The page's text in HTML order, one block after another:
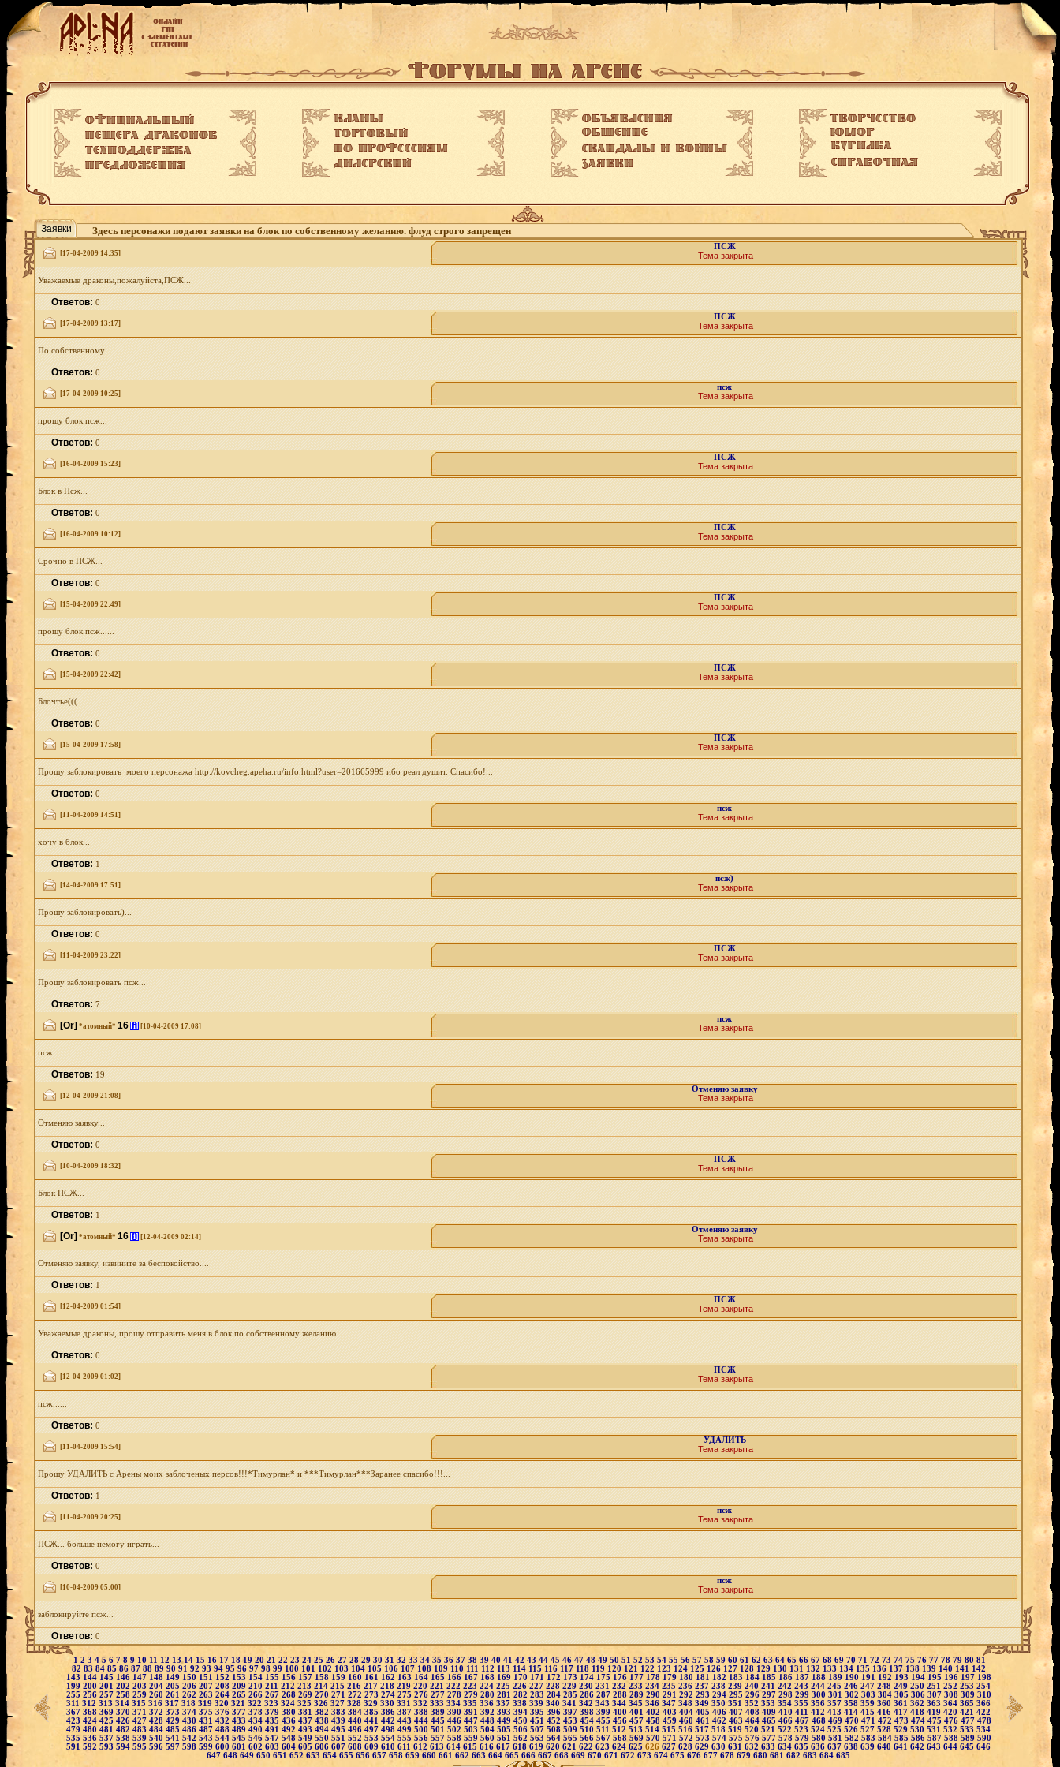
Заявки Здесь персонажи подают заявки на блок по собственному желанию. флуд строго запрещен
[17-04-2009 14:35]
ПСЖ
Тема закрыта
Уважаемые драконы,пожалуйста,ПСЖ...
Ответов:0
[17-04-2009 13:17]
ПСЖ
Тема закрыта
По собственному......
Ответов:0
[17-04-2009 10:25]
псж
Тема закрыта
прошу блок псж...
Ответов:0
[16-04-2009 15:23]
ПСЖ
Тема закрыта
Блок в Псж...
Ответов:0
[16-04-2009 10:12]
ПСЖ
Тема закрыта
Срочно в ПСЖ...
Ответов:0
[15-04-2009 22:49]
ПСЖ
Тема закрыта
прошу блок псж......
Ответов:0
[15-04-2009 22:42]
ПСЖ
Тема закрыта
Блочтье(((...
Ответов:0
[15-04-2009 17:58]
ПСЖ
Тема закрыта
Прошу заблокировать моего персонажа http://kovcheg.apeha.ru/info.html?user=201665999 ибо реал душит. Спасибо!...
Ответов:0
[11-04-2009 14:51]
псж
Тема закрыта
хочу в блок...
Ответов:1
[14-04-2009 17:51]
псж)
Тема закрыта
Прошу заблокировать)...
Ответов:0
[11-04-2009 23:22]
ПСЖ
Тема закрыта
Прошу заблокировать псж...
Ответов:7
[Or] *атомный* 16 [i] [10-04-2009 17:08]
псж
Тема закрыта
псж...
Ответов:19
[12-04-2009 21:08]
Отменяю заявку
Тема закрыта
Отменяю заявку...
Ответов:0
[10-04-2009 18:32]
ПСЖ
Тема закрыта
Блок ПСЖ...
Ответов:1
[Or] *атомный* 16 [i] [12-04-2009 02:14]
Отменяю заявку
Тема закрыта
Отменяю заявку, извините за беспокойство....
Ответов:1
[12-04-2009 01:54]
ПСЖ
Тема закрыта
Уважаемые драконы, прошу отправить меня в блок по собственному желанию. ...
Ответов:0
[12-04-2009 01:02]
ПСЖ
Тема закрыта
псж......
Ответов:0
[11-04-2009 15:54]
УДАЛИТЬ
Тема закрыта
Прошу УДАЛИТЬ с Арены моих заблоченых персов!!!*Тимурлан* и ***Тимурлан***Заранее спасибо!!!...
Ответов:1
[11-04-2009 20:25]
псж
Тема закрыта
ПСЖ... больше немогу играть...
Ответов:0
[10-04-2009 05:00]
псж
Тема закрыта
заблокируйте псж...
Ответов:0
1 2 3 45 6 7 8 9 10 11 12 1314 15 16 17 1819 20 21 22 23 24 25 26 27 28 29 30 3132 33 34 35 36 37 38 39 40 41 42 43 44 45 46 47 48 49 50 51 52 53 54 55 56 57 58 59 6061 62 63 64 65 66 67 68 69 70 71 72 73 74 75 76 77 78 79 80 81
82 83 84 85 86 87 88 89 90 91 92 93 94 95 96 97 98 99 100 101 102 103 104 105 106 107 108 109 110 111 112 113 114 115 116 117118 119 120 121 122 123 124 125 126 127 128 129 130 131 132 133 134 135 136 137 138 139 140 141
142
143 144 145 146 147 148 149 150 151 152 153 154 155 156 157 158 159 160 161 162 163 164 165 166 167 168 169 170 171 172 173 174 175 176 177 178 179 180 181 182 183 184 185 186 187 188 189 190 191 192 193 194 195 196 197 198
199 200 201 202 203 204 205 206 207 208 209 210 211 212 213 214 215 216 217 218 219 220 221 222 223 224 225 226227 228 229 230 231 232 233 234 235 236 237 238 239 240 241 242 243 244 245 246 247 248 249 250 251 252 253 254
255 256 257 258 259 260 261 262 263 264 265 266 267 268 269 270 271 272 273 274 275 276 277 278 279 280 281 282 283 284 285 286 287 288 289 290 291 292 293 294 295 296 297 298 299 300 301 302 303 304 305 306 307 308 309 310
311 312 313 314 315 316 317 318 319 320 321 322 323 324 325 326 327 328 329 330 331 332 333 334 335 336 337 338 339 340 341 342 343 344 345 346 347 348 349 350 351 352 353 354 355 356 357 358 359 360 361 362 363 364 365 366
367 368 369 370 371 372 373 374 375 376 377 378 379 380 381 382 383 384 385 386 387 388 389 390 391 392 393 394 395 396 397 398 399 400 401 402 403 404 405 406 407 408 409 410 411 412 413 414 415 416 417 418 419 420 421 422
423 424 425 426 427 428 429 430 431 432 433 434 435 436 437 438 439 440 441 442 443 444 445 446 447 448 449 450 451 452 453 454 455 456 457 458 459 460 461 462 463 464 465 466 467 468 469 470 471 472 473 474 475 476 477 478
479 480 481 482 483 484 485 486 487 488 489 490 491 492 493 494 495 496 497 498 499 500 501 502 503 504 505 506 507 508 509 510 511 512 513 514 515 516 517 518 519 520 521 522 523 524 525 526 527 528 529 530 531 532 533 534
535 536 537 538 539 540 541 542 543 544 545 546 547 548 549 550 551 552 553 554 555 556 557 558 559 560 561 562 563 564 565 566 567 568 569 570 571 572 573 574 575 576 577 578 579 580 581 582 583 584 585 586 587 588 589 590
591 592 593 594 595 596 597 598 599 600 601 602 603 604 605 606 607 608 609 610 611 612 613 614 615 616 617 618 619 620 621 622 623 624 625 626 627 628 629 630 631 632 633 634 635 636 637 638 639 640 641 642 643 644 645 646
647 648 649 650 651 652 653 654 655 656 657 658 659 660 661 662 663 664 665 666 667 668 669 670 671 672 673 674 675 676 677 678 679 680 681 682 683 684 685